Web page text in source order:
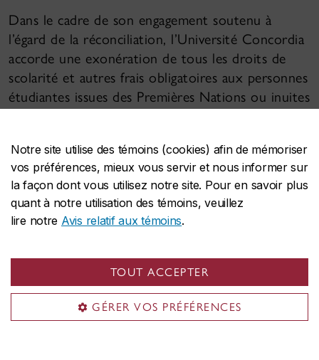
Notre site utilise des témoins (cookies) afin de mémoriser
vos préférences, mieux vous servir et nous informer sur
la façon dont vous utilisez notre site. Pour en savoir plus
quant à notre utilisation des témoins, veuillez
lire notre Avis relatif aux témoins.
TOUT ACCEPTER
GÉRER VOS PRÉFÉRENCES
Dans le cadre de son engagement soutenu à
l’égard de la réconciliation, l’Université Concordia
accorde une exonération de tous les droits de
scolarité et autres frais obligatoires aux personnes
étudiantes issues des Premières Nations ou inuites
En savoir plus
Bourse des universitaires du
Canada destinée aux étudiantes et
étudiants autochtones